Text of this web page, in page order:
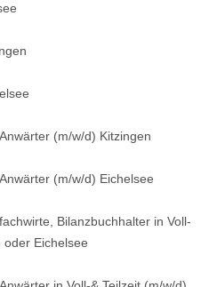
(m/w/d) Kitzingen
(m/w/d) Eichelsee
Bilanzbuchhalter in Voll-
oder Eichelsee